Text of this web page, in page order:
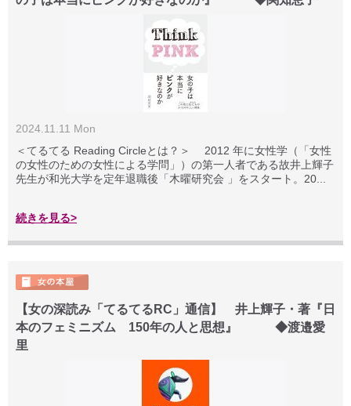
2024.11.11 Mon
＜てるてる Reading Circleとは？＞ 2012 年に女性学（「女性
の女性のための女性による学問」）の第一人者である故井上輝子
先生が和光大学を定年退職後「木曜研究会 」をスタート。20...
続きを見る>
【女の深読み「てるてるRC」通信】 井上輝子・著『日
本のフェミニズム 150年の人と思想』 ◆渡邉愛
里